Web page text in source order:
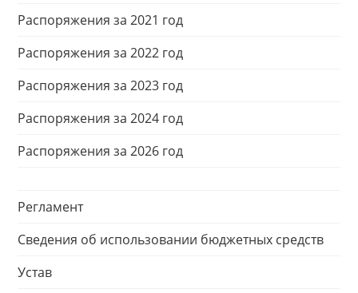
Распоряжения за 2021 год
Распоряжения за 2022 год
Распоряжения за 2023 год
Распоряжения за 2024 год
Распоряжения за 2026 год
Регламент
Сведения об использовании бюджетных средств
Устав